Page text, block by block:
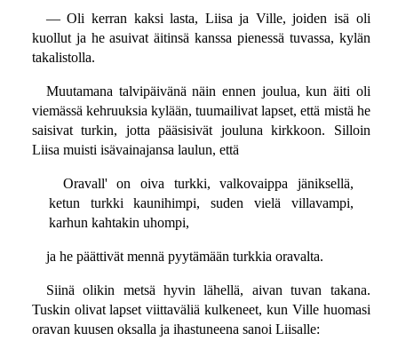
— Oli kerran kaksi lasta, Liisa ja Ville, joiden isä oli
kuollut ja he asuivat äitinsä kanssa pienessä tuvassa, kylän
takalistolla.
Muutamana talvipäivänä näin ennen joulua, kun äiti oli
viemässä kehruuksia kylään, tuumailivat lapset, että mistä he
saisivat turkin, jotta pääsisivät jouluna kirkkoon. Silloin
Liisa muisti isävainajansa laulun, että
Oravall' on oiva turkki, valkovaippa jäniksellä,
ketun turkki kaunihimpi, suden vielä villavampi,
karhun kahtakin uhompi,
ja he päättivät mennä pyytämään turkkia oravalta.
Siinä olikin metsä hyvin lähellä, aivan tuvan takana.
Tuskin olivat lapset viittaväliä kulkeneet, kun Ville huomasi
oravan kuusen oksalla ja ihastuneena sanoi Liisalle: